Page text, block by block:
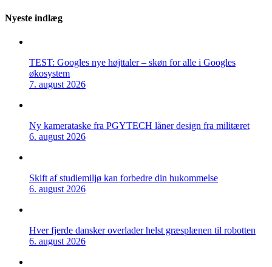
Nyeste indlæg
TEST: Googles nye højttaler – skøn for alle i Googles
økosystem
7. august 2026
Ny kamerataske fra PGYTECH låner design fra militæret
6. august 2026
Skift af studiemiljø kan forbedre din hukommelse
6. august 2026
Hver fjerde dansker overlader helst græsplænen til robotten
6. august 2026